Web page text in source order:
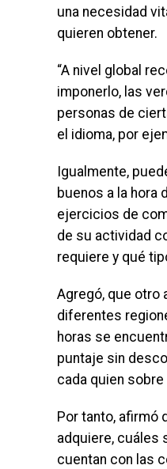
una necesidad
quieren obtener.
“A nivel global
imponerlo, las
personas de
el idioma, por
Igualmente,
buenos a la hora
ejercicios de
de su actividad
requiere y qué
Agregó, que otro
diferentes
horas se
puntaje sin
cada quien
Por tanto, afirmó
adquiere, cuáles
cuentan con las